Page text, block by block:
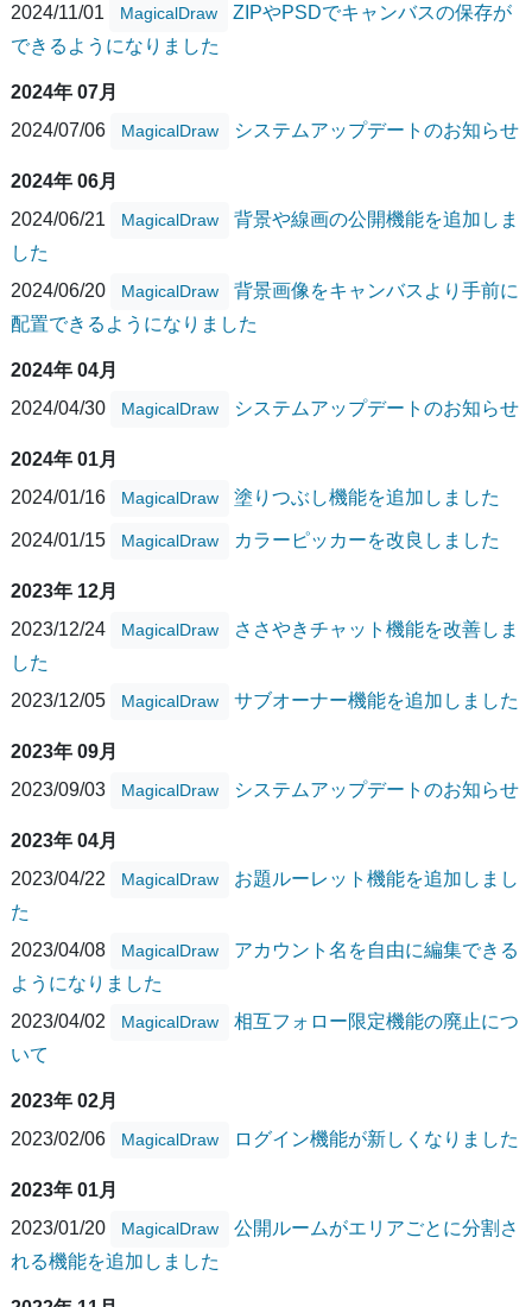
2024/11/01
MagicalDraw
ZIPやPSDでキャンバスの保存が
できるようになりました
2024年 07月
2024/07/06
MagicalDraw システムアップデートのお知らせ
2024年 06月
2024/06/21
MagicalDraw
背景や線画の公開機能を追加しま
した
2024/06/20
MagicalDraw
背景画像をキャンバスより手前に
配置できるようになりました
2024年 04月
2024/04/30
MagicalDraw システムアップデートのお知らせ
2024年 01月
2024/01/16
MagicalDraw 塗りつぶし機能を追加しました
2024/01/15 MagicalDraw カラーピッカーを改良しました
2023年 12月
2023/12/24
MagicalDraw
ささやきチャット機能を改善しま
した
2023/12/05
MagicalDraw サブオーナー機能を追加しました
2023年 09月
2023/09/03
MagicalDraw システムアップデートのお知らせ
2023年 04月
2023/04/22
MagicalDraw
お題ルーレット機能を追加しまし
た
2023/04/08
MagicalDraw
アカウント名を自由に編集できる
ようになりました
2023/04/02
MagicalDraw
相互フォロー限定機能の廃止につ
いて
2023年 02月
2023/02/06
MagicalDraw ログイン機能が新しくなりました
2023年 01月
2023/01/20
MagicalDraw
公開ルームがエリアごとに分割さ
れる機能を追加しました